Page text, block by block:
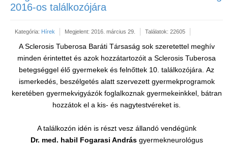
2016-os találkozójára
Kategória: Hírek Megjelent: 2016. március 29. Találatok: 22605
A Sclerosis Tuberosa Baráti Társaság sok szeretettel meghív
minden érintettet és azok hozzátartozóit a Sclerosis Tuberosa
betegséggel élő gyermekek és felnőttek 10. találkozójára. Az
ismerkedés, beszélgetés alatt szervezett gyermekprogramok
keretében gyermekvigyázók foglalkoznak gyermekeinkkel, bátran
hozzátok el a kis- és nagytestvéreket is.
A találkozón idén is részt vesz állandó vendégünk
Dr. med. habil Fogarasi Andrásgyermekneurológus